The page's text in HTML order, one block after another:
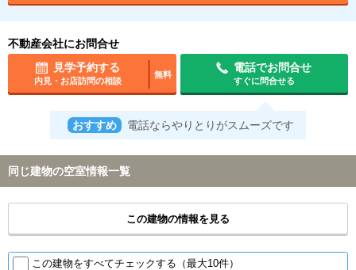
不動産会社にお問合せ
見学予約する
内見・お店訪問の相談
無料
電話でお問合せ
すぐに問合せる
おすすめ 電話ならやりとりがスムーズです
同じ建物の空室情報一覧
この建物の情報を見る
この建物をすべてチェックする（最大10件）